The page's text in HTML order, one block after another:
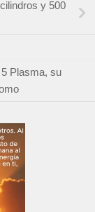
y 500
Plasma, su